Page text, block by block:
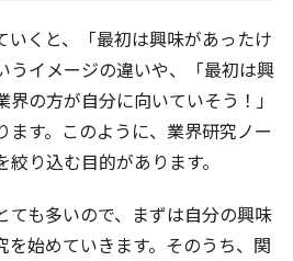
いくと、「最初は興味があったけ
イメージの違いや、「最初は興
の方が自分に向いていそう！」
ます。このように、業界研究ノー
り込む目的があります。
ても多いので、まずは自分の興味
を始めていきます。そのうち、関